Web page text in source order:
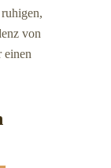
von
einen